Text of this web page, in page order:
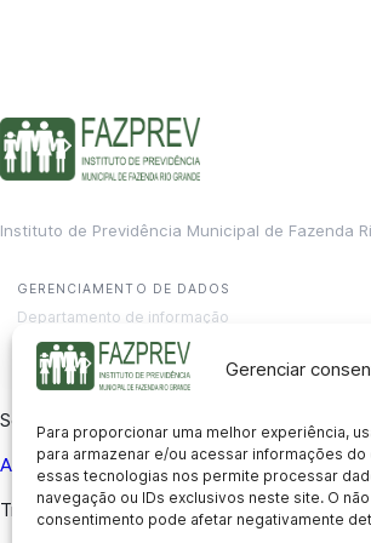
Gerenciar
Para proporcionar uma melhor experiência,
para armazenar e/ou acessar informações
essas tecnologias nos permite processar
navegação ou IDs exclusivos neste site. O
consentimento pode afetar negativamente
Instituto de Previdência Municipal de Fazenda
GERENCIAMENTO DE DADOS
Departamento de informação
contato@fazprev.pr.gov.br
(41) 3995-2146
Serviços
Aposentadoria Pensão por Morte Benefício
Transparência